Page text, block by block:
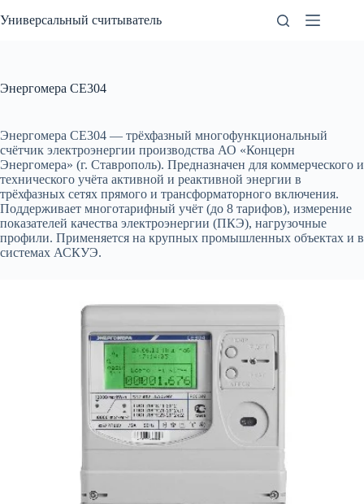
к
Универсальный считыватель
Энергомера CE304
Энергомера CE304 — трёхфазный многофункциональный
счётчик электроэнергии производства АО «Концерн
Энергомера» (г. Ставрополь). Предназначен для коммерческого и
технического учёта активной и реактивной энергии в
трёхфазных сетях прямого и трансформаторного включения.
Поддерживает многотарифный учёт (до 8 тарифов), измерение
показателей качества электроэнергии (ПКЭ), нагрузочные
профили. Применяется на крупных промышленных объектах и в
системах АСКУЭ.